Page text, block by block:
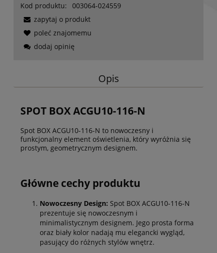
Kod produktu:
003064-024559
zapytaj o produkt
poleć znajomemu
dodaj opinię
Opis
SPOT BOX ACGU10-116-N
Spot BOX ACGU10-116-N to nowoczesny i
funkcjonalny element oświetlenia, który wyróżnia się
prostym, geometrycznym designem.
Główne cechy produktu
Nowoczesny Design: Spot BOX ACGU10-116-N
prezentuje się nowoczesnym i
minimalistycznym designem. Jego prosta forma
oraz biały kolor nadają mu elegancki wygląd,
pasujący do różnych stylów wnętrz.